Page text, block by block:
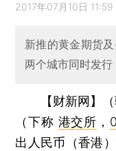
2017年07月10日 11:59
新推的黄金期货
两个城市同时发行
【财新网】
（下称 港交所 ，
出人民币（香港）